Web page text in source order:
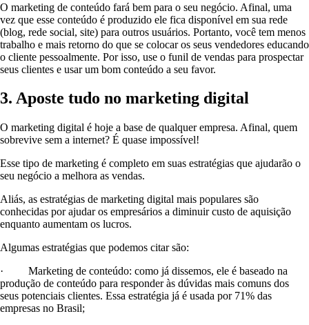
O marketing de conteúdo fará bem para o seu negócio. Afinal, uma
vez que esse conteúdo é produzido ele fica disponível em sua rede
(blog, rede social, site) para outros usuários. Portanto, você tem menos
trabalho e mais retorno do que se colocar os seus vendedores educando
o cliente pessoalmente. Por isso, use o funil de vendas para prospectar
seus clientes e usar um bom conteúdo a seu favor.
3. Aposte tudo no marketing digital
O marketing digital é hoje a base de qualquer empresa. Afinal, quem
sobrevive sem a internet? É quase impossível!
Esse tipo de marketing é completo em suas estratégias que ajudarão o
seu negócio a melhora as vendas.
Aliás, as estratégias de marketing digital mais populares são
conhecidas por ajudar os empresários a diminuir custo de aquisição
enquanto aumentam os lucros.
Algumas estratégias que podemos citar são:
· Marketing de conteúdo: como já dissemos, ele é baseado na
produção de conteúdo para responder às dúvidas mais comuns dos
seus potenciais clientes. Essa estratégia já é usada por 71% das
empresas no Brasil;